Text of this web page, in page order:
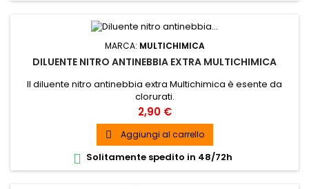
MARCA: MULTICHIMICA
DILUENTE NITRO ANTINEBBIA EXTRA MULTICHIMICA
Il diluente nitro antinebbia extra Multichimica è esente da
clorurati.
Prezzo
2,90 €
 Aggiungi al carrello
 Solitamente spedito in 48/72h